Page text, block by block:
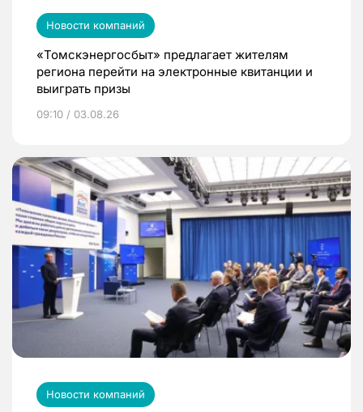
Новости компаний
«Томскэнергосбыт» предлагает жителям
региона перейти на электронные квитанции и
выиграть призы
09:10 / 03.08.26
Новости компаний